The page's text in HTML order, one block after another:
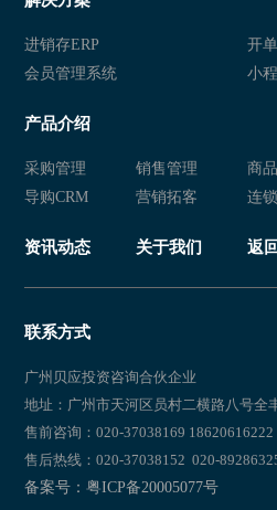
进销存ERP
开
会员管理系统
小
产品介绍
采购管理 销售管理 商
导购CRM
营销拓客 连
资讯动态 关于我们 返
联系方式
广州贝应投资咨询合伙企业
地址：广州市天河区员村二横路八号全
售前咨询：020-37038169 18620616222
售后热线：020-37038152 020-
备案号：粤ICP备20005077号